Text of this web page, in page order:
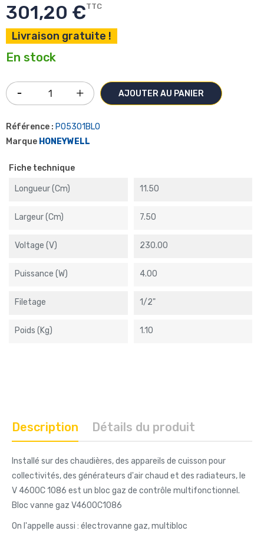
301,20 €TTC
Livraison gratuite !
En stock
AJOUTER AU PANIER
Référence : P05301BLO
Marque HONEYWELL
Fiche technique
Longueur (cm) 11.50
Largeur (cm) 7.50
Voltage (V) 230.00
Puissance (W) 4.00
Filetage 1/2"
Poids (kg) 1.10
Description Détails du produit
Installé sur des chaudières, des appareils de cuisson pour
collectivités, des générateurs d'air chaud et des radiateurs, le
V 4600C 1086 est un bloc gaz de contrôle multifonctionnel.
Bloc vanne gaz V4600C1086
On l'appelle aussi : électrovanne gaz, multibloc